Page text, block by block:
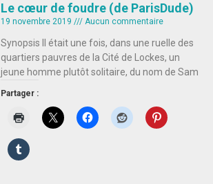
Le cœur de foudre (de ParisDude)
19 novembre 2019 Aucun commentaire
Synopsis Il était une fois, dans une ruelle des
quartiers pauvres de la Cité de Lockes, un
jeune homme plutôt solitaire, du nom de Sam
Partager :